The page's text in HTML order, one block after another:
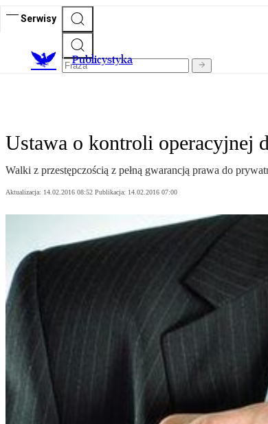
Serwisy
Publicystyka
Ustawa o kontroli operacyjnej
Walki z przestępczością z pełną gwarancją prawa do
Aktualizacja: 14.02.2016 08:52 Publikacja: 14.02.2016 07:00